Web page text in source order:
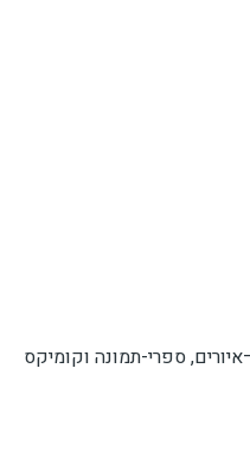
ספרי-תמונה וקומיקס